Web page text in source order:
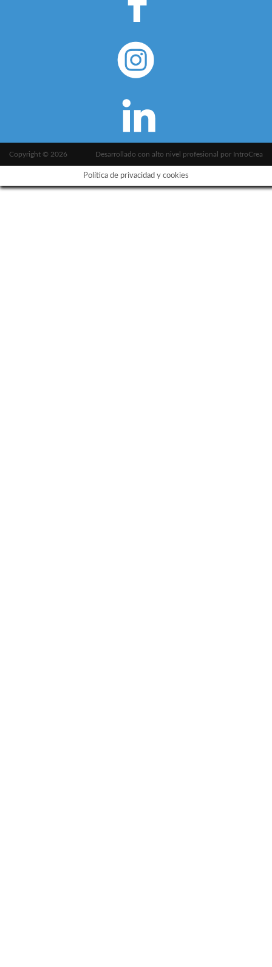
Copyright © 2026 Desarrollado con alto nivel profesional por IntroCrea
Política de privacidad y cookies